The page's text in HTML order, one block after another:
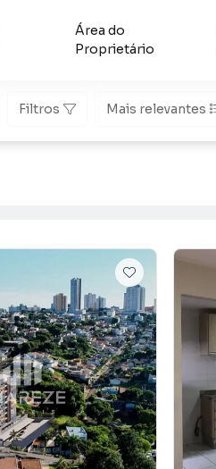
Área do
Proprietário
Filtros Mais relevantes